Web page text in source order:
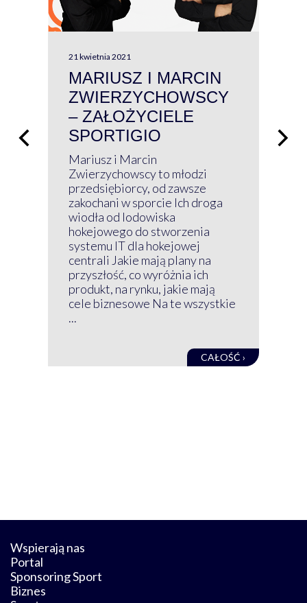
21 kwietnia 2021
MARIUSZ I MARCIN
ZWIERZYCHOWSCY
– ZAŁOŻYCIELE
SPORTIGIO
Mariusz i Marcin
Zwierzychowscy to młodzi
przedsiębiorcy, od zawsze
zakochani w sporcie Ich droga
wiodła od lodowiska
hokejowego do stworzenia
systemu IT dla hokejowej
centrali Jakie mają plany na
przyszłość, co wyróżnia ich
produkt, na rynku, jakie mają
cele biznesowe Na te wszystkie
...
CAŁOŚĆ ›
Wspierają nas
Portal
Sponsoring Sport
Biznes